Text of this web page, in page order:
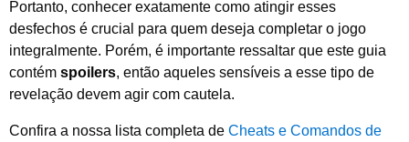
Portanto, conhecer exatamente como atingir esses
desfechos é crucial para quem deseja completar o jogo
integralmente. Porém, é importante ressaltar que este guia
contém spoilers, então aqueles sensíveis a esse tipo de
revelação devem agir com cautela.
Confira a nossa lista completa de Cheats e Comandos de